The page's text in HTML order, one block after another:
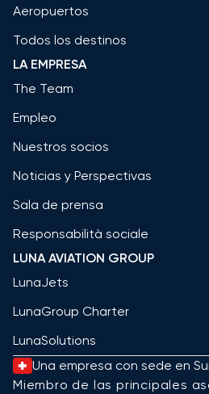
Aeropuertos
Todos los destinos
LA EMPRESA
The Team
Empleo
Nuestros socios
Noticias y Perspectivas
Sala de prensa
Responsabilità sociale
LUNA AVIATION GROUP
LunaJets
LunaGroup Charter
LunaSolutions
Una empresa con sede en
Miembro de las principales